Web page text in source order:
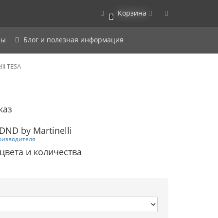
0 Корзина
Блог и полезная информация
TESA
by Martinelli
и количества